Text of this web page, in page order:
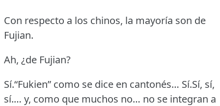
Con respecto a los chinos, la mayoría son de
Fujian.
Ah, ¿de Fujian?
Sí.“Fukien” como se dice en cantonés… Sí.Sí, sí,
sí.… y, como que muchos no… no se integran a